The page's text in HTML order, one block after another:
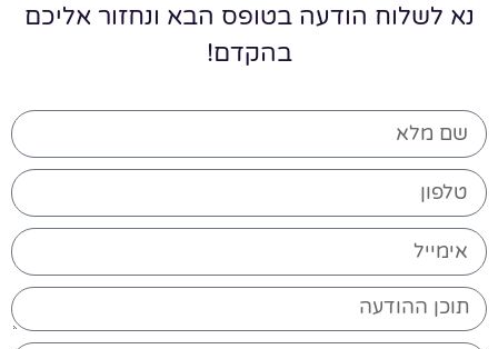
נא לשלוח הודעה בטופס הבא ונחזור אליכם
בהקדם!